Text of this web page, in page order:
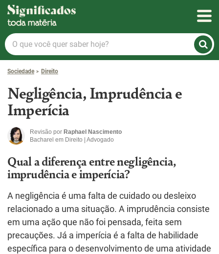
Significados
O
que
você
quer
hoje?
Sociedade Direito
Negligência, Imprudência e
Imperícia
Revisão por Raphael Nascimento
Bacharel em Direito | Advogado
Qual a diferença entre negligência,
imprudência e imperícia?
A negligência é uma falta de cuidado ou desleixo
relacionado a uma situação. A imprudência consiste
em uma ação que não foi pensada, feita sem
precauções. Já a imperícia é a falta de habilidade
específica para o desenvolvimento de uma atividade